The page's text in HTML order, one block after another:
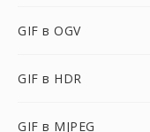
GIF в OGV
GIF в HDR
GIF в MJPEG